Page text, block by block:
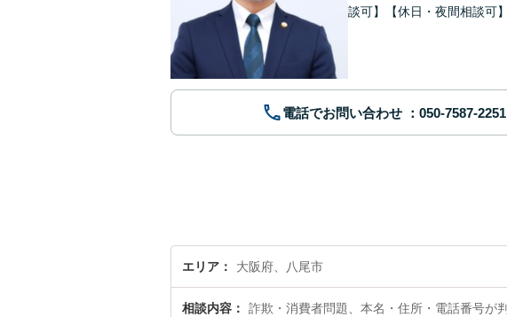
談可】【休日・夜間相談可】
電話でお問い合わせ
エリア 大阪府、八尾市
相談内容 詐欺・消費者問題、本名・住所・電話番号が